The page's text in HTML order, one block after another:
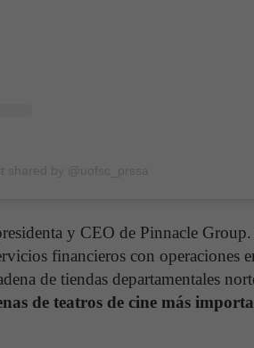
y CEO de Pinnacle Group.
financieros con operaciones
de tiendas departamentales
de teatros de cine más